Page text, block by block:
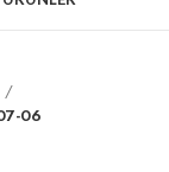
06